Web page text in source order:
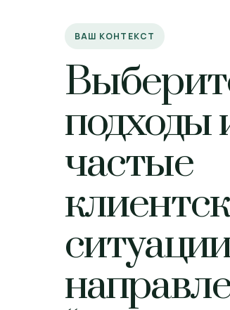
ВАШ КОНТЕКСТ
подходы
частые